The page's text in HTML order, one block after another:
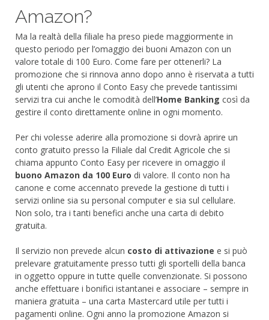
Amazon?
Ma la realtà della filiale ha preso piede maggiormente in
questo periodo per l’omaggio dei buoni Amazon con un
valore totale di 100 Euro. Come fare per ottenerli? La
promozione che si rinnova anno dopo anno è riservata a tutti
gli utenti che aprono il Conto Easy che prevede tantissimi
servizi tra cui anche le comodità dell’Home Banking così da
gestire il conto direttamente online in ogni momento.
Per chi volesse aderire alla promozione si dovrà aprire un
conto gratuito presso la Filiale dal Credit Agricole che si
chiama appunto Conto Easy per ricevere in omaggio il
buono Amazon da 100 Euro di valore. Il conto non ha
canone e come accennato prevede la gestione di tutti i
servizi online sia su personal computer e sia sul cellulare.
Non solo, tra i tanti benefici anche una carta di debito
gratuita.
Il servizio non prevede alcun costo di attivazione e si può
prelevare gratuitamente presso tutti gli sportelli della banca
in oggetto oppure in tutte quelle convenzionate. Si possono
anche effettuare i bonifici istantanei e associare – sempre in
maniera gratuita – una carta Mastercard utile per tutti i
pagamenti online. Ogni anno la promozione Amazon si